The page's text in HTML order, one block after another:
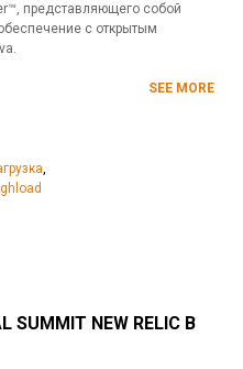
представляющего собой
с открытым
SEE MORE
,
NEW RELIC В